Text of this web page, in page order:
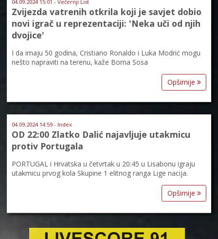
04.09.2024 15:01 - Večernji List
Zvijezda vatrenih otkrila koji je savjet dobio
novi igrač u reprezentaciji: 'Neka uči od njih
dvojice'
I da imaju 50 godina, Cristiano Ronaldo i Luka Modrić mogu
nešto napraviti na terenu, kaže Borna Sosa
Opširnije
04.09.2024 14:59 - Index
OD 22:00 Zlatko Dalić najavljuje utakmicu
protiv Portugala
PORTUGAL i Hrvatska u četvrtak u 20:45 u Lisabonu igraju
utakmicu prvog kola Skupine 1 elitnog ranga Lige nacija.
Opširnije